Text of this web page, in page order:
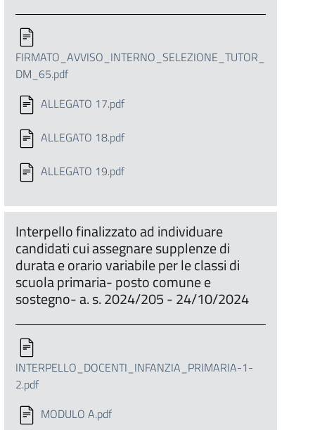
FIRMATO_AVVISO_INTERNO_SELEZIONE_TUTOR_
DM_65.pdf
ALLEGATO 17.pdf
ALLEGATO 18.pdf
ALLEGATO 19.pdf
Interpello finalizzato ad individuare
candidati cui assegnare supplenze di
durata e orario variabile per le classi di
scuola primaria- posto comune e
sostegno- a. s. 2024/205 - 24/10/2024
INTERPELLO_DOCENTI_INFANZIA_PRIMARIA-1-
2.pdf
MODULO A.pdf